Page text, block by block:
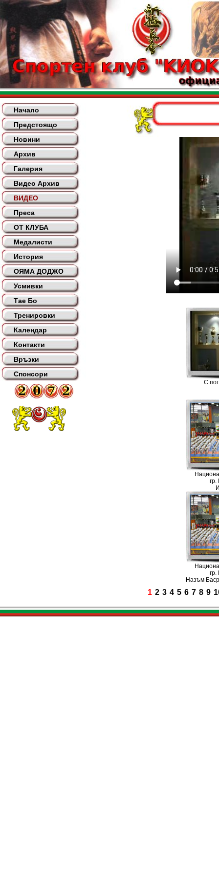
Начало
Предстоящо
Новини
Архив
Галерия
Видео Архив
ВИДЕО
Преса
ОТ КЛУБА
Медалисти
История
ОЯМА ДОДЖО
Усмивки
Тае Бо
Тренировки
Календар
Контакти
Връзки
Спонсори
С
гр.
гр.
Назъм
1 2 3 4 5 6 7 8 9